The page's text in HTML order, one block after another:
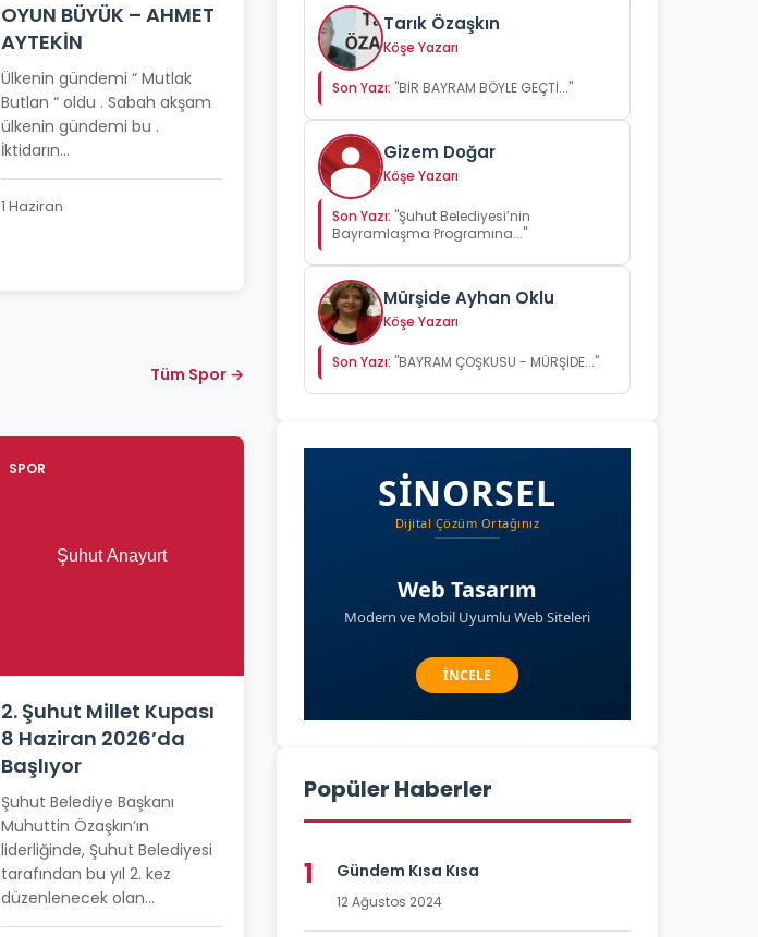
OYUN BÜYÜK – AHMET
AYTEKİN
Ülkenin gündemi “ Mutlak
Butlan “ oldu . Sabah akşam
ülkenin gündemi bu .
İktidarın...
1 Haziran
Tüm Spor →
SPOR
2. Şuhut Millet Kupası
8 Haziran 2026’da
Başlıyor
Şuhut Belediye Başkanı
Muhuttin Özaşkın’ın
liderliğinde, Şuhut Belediyesi
tarafından bu yıl 2. kez
düzenlenecek olan...
Tarık Özaşkın
Köşe Yazarı
Son Yazı: "BİR BAYRAM BÖYLE GEÇTİ..."
Gizem Doğar
Köşe Yazarı
Son Yazı: "Şuhut Belediyesi’nin
Bayramlaşma Programına..."
Mürşide Ayhan Oklu
Köşe Yazarı
Son Yazı: "BAYRAM ÇOŞKUSU - MÜRŞİDE..."
Popüler Haberler
1 Gündem Kısa Kısa
12 Ağustos 2024